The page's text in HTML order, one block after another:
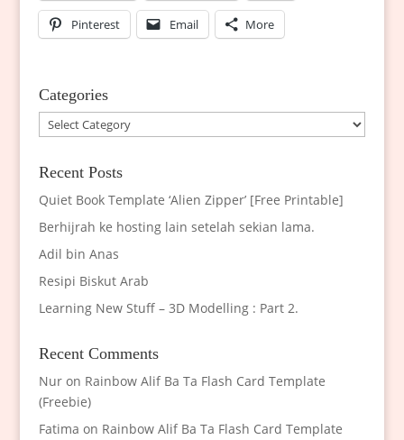
Pinterest Email More
Categories
Categories
Recent Posts
Quiet Book Template ‘Alien Zipper’ [Free Printable]
Berhijrah ke hosting lain setelah sekian lama.
Adil bin Anas
Resipi Biskut Arab
Learning New Stuff – 3D Modelling : Part 2.
Recent Comments
Nuron Rainbow Alif Ba Ta Flash Card Template
(Freebie)
Fatima on Rainbow Alif Ba Ta Flash Card Template